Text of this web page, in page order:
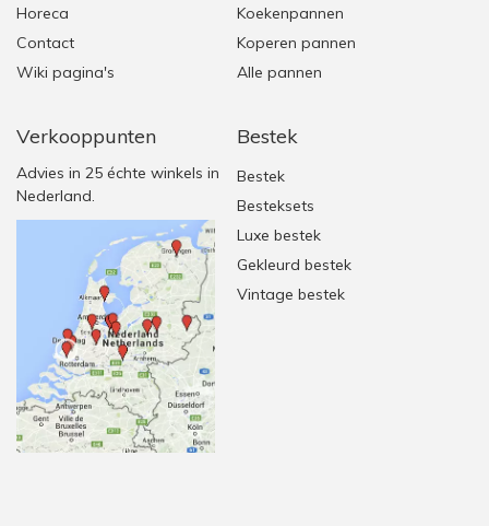
Horeca
Contact
Wiki pagina's
Verkooppunten
Advies in 25 échte winkels in
Nederland.
Koekenpannen
Koperen pannen
Alle pannen
Bestek
Bestek
Besteksets
Luxe bestek
Gekleurd bestek
Vintage bestek